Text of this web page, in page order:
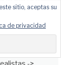
más.
sitio, aceptas su
de privacidad